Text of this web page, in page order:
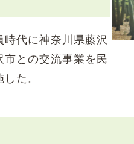
代に神奈川県藤沢
との交流事業を民
た。